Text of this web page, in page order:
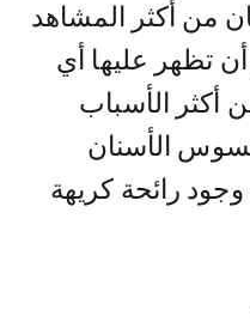
من أكثر المشاهد
تظهر عليها أي
أكثر الأسباب
الأسنان
وجود رائحة كريهة